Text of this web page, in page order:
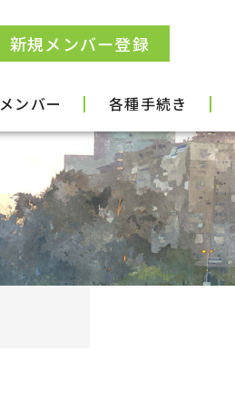
新規メンバー登録
メンバー 各種手続き